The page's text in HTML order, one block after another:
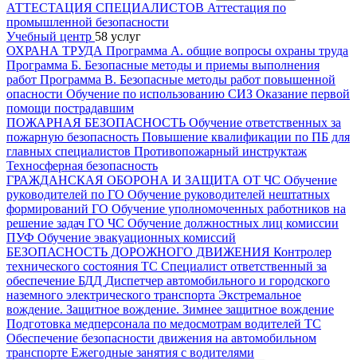
АТТЕСТАЦИЯ СПЕЦИАЛИСТОВ Аттестация по
промышленной безопасности
Учебный центр 58 услуг
ОХРАНА ТРУДА Программа А. общие вопросы охраны труда
Программа Б. Безопасные методы и приемы выполнения
работ Программа В. Безопасные методы работ повышенной
опасности Обучение по использованию СИЗ Оказание первой
помощи пострадавшим
ПОЖАРНАЯ БЕЗОПАСНОСТЬ Обучение ответственных за
пожарную безопасность Повышение квалификации по ПБ для
главных специалистов Противопожарный инструктаж
Техносферная безопасность
ГРАЖДАНСКАЯ ОБОРОНА И ЗАЩИТА ОТ ЧС Обучение
руководителей по ГО Обучение руководителей нештатных
формирований ГО Обучение уполномоченных работников на
решение задач ГО ЧС Обучение должностных лиц комиссии
ПУФ Обучение эвакуационных комиссий
БЕЗОПАСНОСТЬ ДОРОЖНОГО ДВИЖЕНИЯ Контролер
технического состояния ТС Специалист ответственный за
обеспечение БДД Диспетчер автомобильного и городского
наземного электрического транспорта Экстремальное
вождение. Защитное вождение. Зимнее защитное вождение
Подготовка медперсонала по медосмотрам водителей ТС
Обеспечение безопасности движения на автомобильном
транспорте Ежегодные занятия с водителями